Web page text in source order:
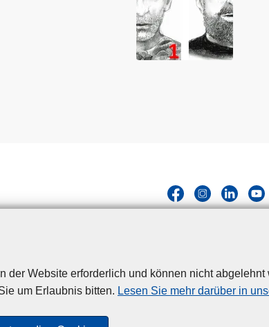
Website erforderlich und können nicht
um Erlaubnis bitten. Lesen Sie mehr darüber in
Disclaimer Privacy Cookies Barrierefreiheit
© 2026 Polizei.be